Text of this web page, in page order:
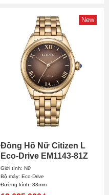
New
Đồng Hồ Nữ Citizen L
Eco-Drive EM1143-81Z
33mm
Giới tính: Nữ
Bộ máy: Eco-Drive
Đường kính: 33mm